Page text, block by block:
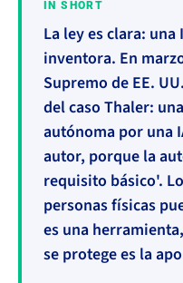
IN SHORT
La ley es clara:
inventora. En
Supremo de EE.
del caso Thaler:
autónoma por una
autor, porque la
requisito básico'.
personas físicas
es una
se protege es la